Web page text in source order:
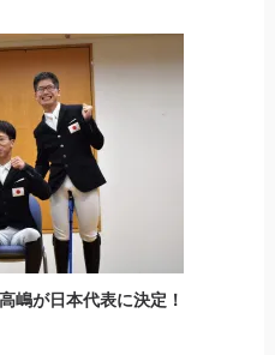
嶋が日本代表に決定！